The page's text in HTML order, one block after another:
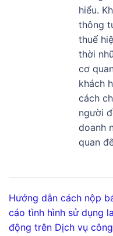
hiểu.
thông
thuế
thời
cơ
khách
cách
người
doanh
quan
Hướng dẫn cách nộp
cáo tình hình sử dụng
động trên Dịch vụ